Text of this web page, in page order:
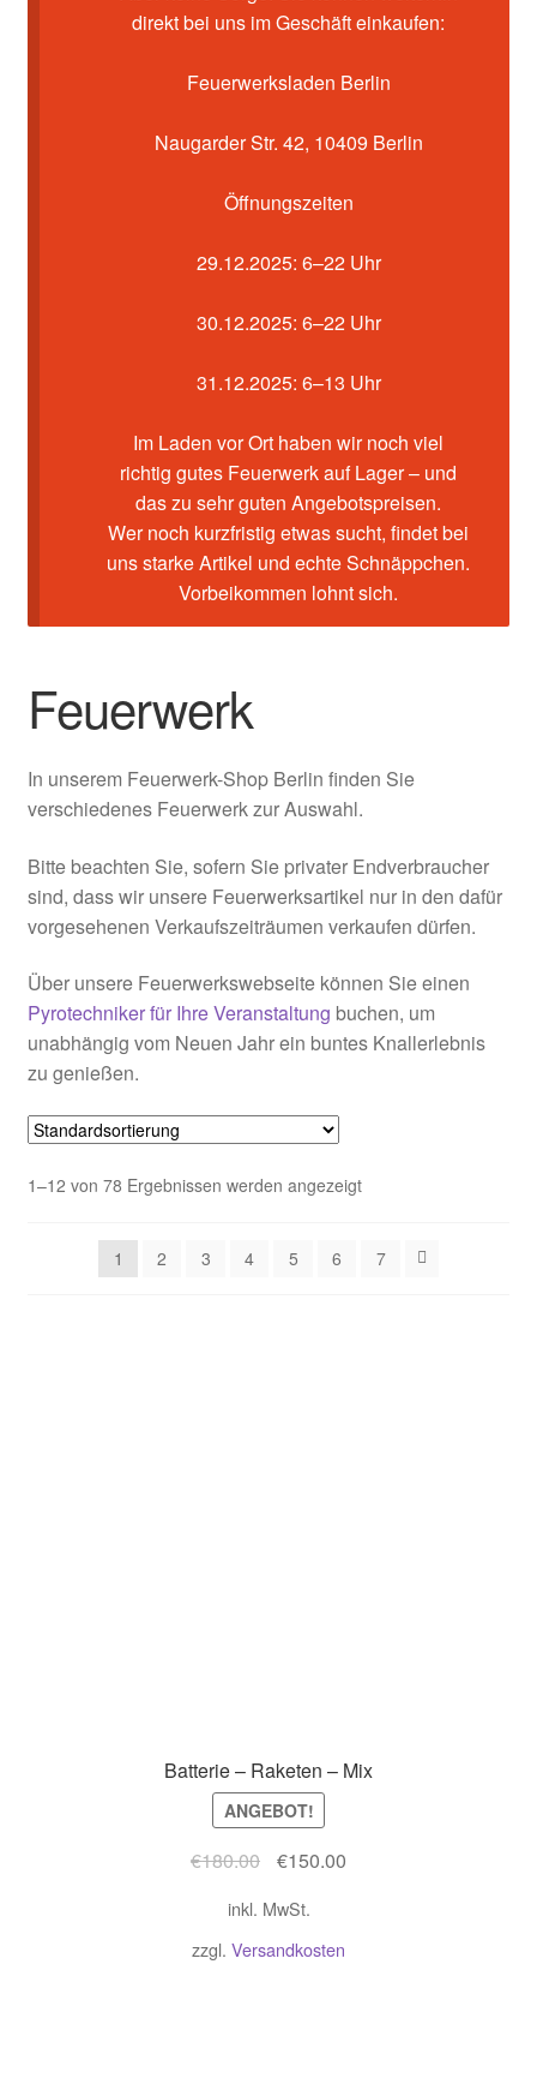
direkt bei uns im Geschäft einkaufen:
Feuerwerksladen Berlin
Naugarder Str. 42, 10409 Berlin
Öffnungszeiten
29.12.2025: 6–22 Uhr
30.12.2025: 6–22 Uhr
31.12.2025: 6–13 Uhr
Im Laden vor Ort haben wir noch viel
richtig gutes Feuerwerk auf Lager – und
das zu sehr guten Angebotspreisen.
Wer noch kurzfristig etwas sucht, findet bei
uns starke Artikel und echte Schnäppchen.
Vorbeikommen lohnt sich.
Feuerwerk
In unserem Feuerwerk-Shop Berlin finden Sie
verschiedenes Feuerwerk zur Auswahl.
Bitte beachten Sie, sofern Sie privater Endverbraucher
sind, dass wir unsere Feuerwerksartikel nur in den dafür
vorgesehenen Verkaufszeiträumen verkaufen dürfen.
Über unsere Feuerwerkswebseite können Sie einen
Pyrotechniker für Ihre Veranstaltung buchen, um
unabhängig vom Neuen Jahr ein buntes Knallerlebnis
zu genießen.
1–12 von 78 Ergebnissen werden angezeigt
1 2 3 4 5 6 7
Batterie – Raketen – Mix
ANGEBOT!
€180.00
Ursprünglicher
war:
€180.00
€150.00Aktueller
inkl. MwSt.
zzgl. Versandkosten